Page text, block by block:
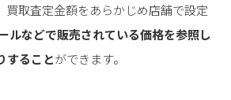
買取査定金額をあらかじめ店舗で設定
ルなどで販売されている価格を参照し
することができます。